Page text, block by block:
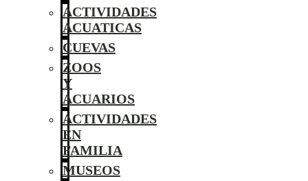
ACTIVIDADES
ACUATICAS
CUEVAS
ZOOS
Y
ACUARIOS
ACTIVIDADES
EN
FAMILIA
MUSEOS